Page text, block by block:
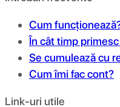
Cum
În cât timp
Se cumulează cu
Cum îmi fac cont?
Link-uri utile